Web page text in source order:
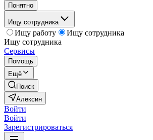
Понятно
Ищу сотрудника
Ищу работу
Ищу сотрудника
Ищу сотрудника
Сервисы
Помощь
Ещё
Поиск
Алексин
Войти
Войти
Зарегистрироваться